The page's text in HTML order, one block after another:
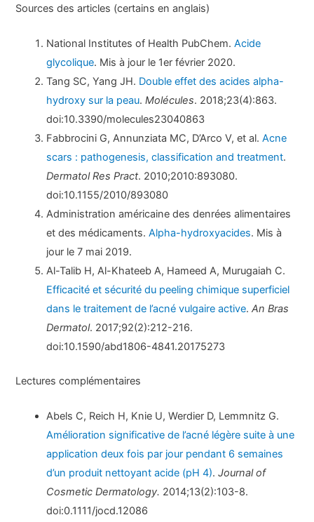
Sources des articles (certains en anglais)
National Institutes of Health PubChem.Acide
glycolique. Mis à jour le 1er février 2020.
Tang SC, Yang JH. Double effet des acides alpha-
hydroxy sur la peau.Molécules. 2018;23(4):863.
doi:10.3390/molecules23040863
Fabbrocini G, Annunziata MC, D’Arco V, et al.Acne
scars : pathogenesis, classification and treatment.
Dermatol Res Pract. 2010;2010:893080.
doi:10.1155/2010/893080
Administration américaine des denrées alimentaires
et des médicaments.Alpha-hydroxyacides. Mis à
jour le 7 mai 2019.
Al-Talib H, Al-Khateeb A, Hameed A, Murugaiah C.
Efficacité et sécurité du peeling chimique superficiel
dans le traitement de l’acné vulgaire active.An Bras
Dermatol. 2017;92(2):212-216.
doi:10.1590/abd1806-4841.20175273
Lectures complémentaires
Abels C, Reich H, Knie U, Werdier D, Lemmnitz G.
Amélioration significative de l’acné légère suite à une
application deux fois par jour pendant 6 semaines
d’un produit nettoyant acide (pH 4).Journal of
Cosmetic Dermatology. 2014;13(2):103-8.
doi:0.1111/jocd.12086